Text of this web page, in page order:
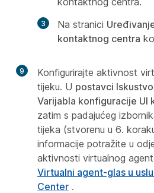
Na stranici
kontaktnog centra
9
Konfigurirajte aktivnost
tijeku. U postavci
Varijabla konfiguracije UI
zatim s padajućeg
tijeka (stvorenu u 6.
informacije potražite u
aktivnosti virtualnog
Virtualni agent-glas u
Center .